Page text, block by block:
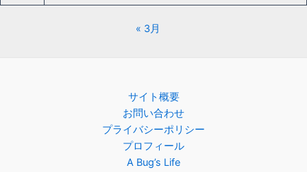
« 3月
サイト概要
お問い合わせ
プライバシーポリシー
プロフィール
A Bug’s Life